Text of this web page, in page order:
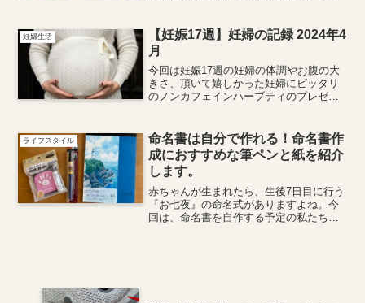
妊婦生活
【妊娠17週】妊婦の記録 2024年4
月
今回は妊娠17週の妊婦の体調やお腹の大
きさ、頂いて嬉しかった妊婦にピッタリ
のノンカフェインハーブティのプレゼン
ライフスタイル
命名書は自分で作れる！命名書作
成におすすめな筆ペンと紙を紹介
します。
赤ちゃんが生まれたら、生後7日目に行う
『お七夜』の命名式がありますよね。今
回は、命名書を自作する予定の私たちが